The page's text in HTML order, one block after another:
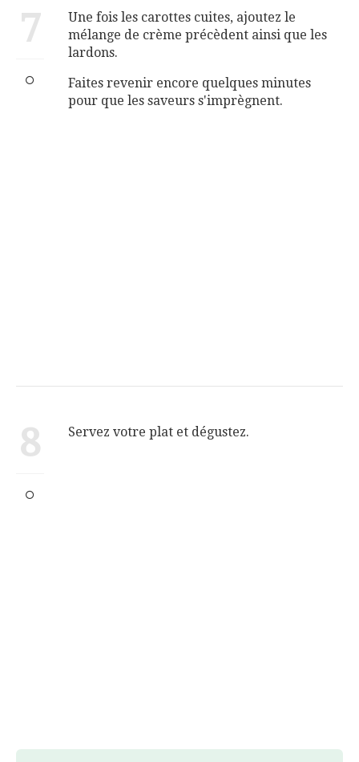
7
Une fois les carottes cuites, ajoutez le
mélange de crème précèdent ainsi que les
lardons.
Faites revenir encore quelques minutes
pour que les saveurs s'imprègnent.
8 Servez votre plat et dégustez.